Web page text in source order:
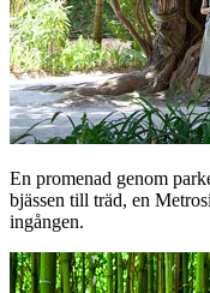
En promenad genom
bjässen till träd, en
ingången.